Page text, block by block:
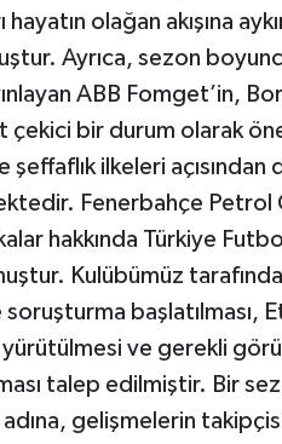
hayatın olağan akışına
Ayrıca, sezon
ABB Fomget’in,
çekici bir durum olarak öne
şeffaflık ilkeleri
Fenerbahçe Petrol
hakkında Türkiye
Kulübümüz
başlatılması,
ve gerekli
talep edilmiştir. Bir
adına, gelişmelerin